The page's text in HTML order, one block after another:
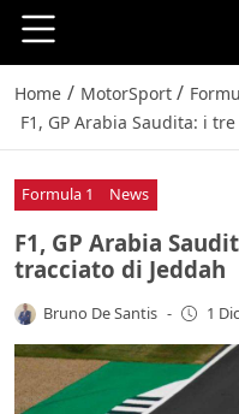
Home / MotorSport /
F1, GP Arabia Saudita: i
Formula 1 News
F1, GP Arabia
tracciato di Jeddah
Bruno De Santis - 1